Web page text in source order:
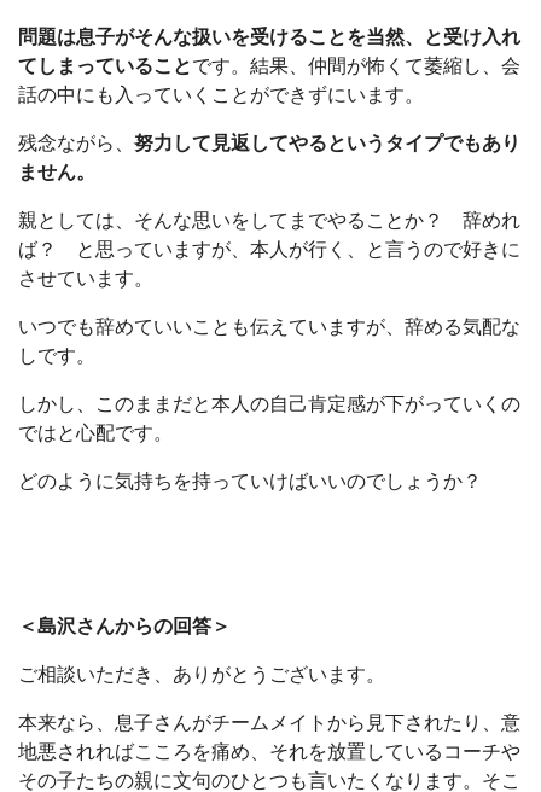
問題は息子がそんな扱いを受けることを当然、と受け入れ
てしまっていることです。結果、仲間が怖くて萎縮し、会
話の中にも入っていくことができずにいます。
残念ながら、努力して見返してやるというタイプでもあり
ません。
親としては、そんな思いをしてまでやることか？ 辞めれ
ば？ と思っていますが、本人が行く、と言うので好きに
させています。
いつでも辞めていいことも伝えていますが、辞める気配な
しです。
しかし、このままだと本人の自己肯定感が下がっていくの
ではと心配です。
どのように気持ちを持っていけばいいのでしょうか？
＜島沢さんからの回答＞
ご相談いただき、ありがとうございます。
本来なら、息子さんがチームメイトから見下されたり、意
地悪されればこころを痛め、それを放置しているコーチや
その子たちの親に文句のひとつも言いたくなります。そこ